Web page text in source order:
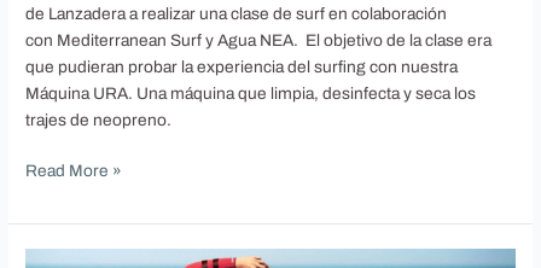
de Lanzadera a realizar una clase de surf en colaboración
con Mediterranean Surf y Agua NEA. El objetivo de la clase era
que pudieran probar la experiencia del surfing con nuestra
Máquina URA. Una máquina que limpia, desinfecta y seca los
trajes de neopreno.
Read More »
¿Por